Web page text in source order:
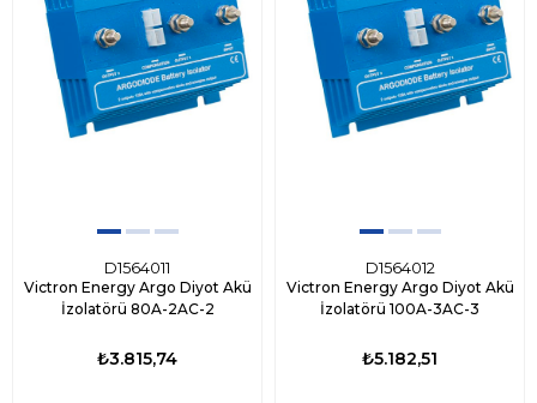
D1564011
Victron Energy Argo Diyot Akü
İzolatörü 80A-2AC-2
₺3.815,74
D1564012
Victron Energy Argo Diyot Akü
İzolatörü 100A-3AC-3
₺5.182,51